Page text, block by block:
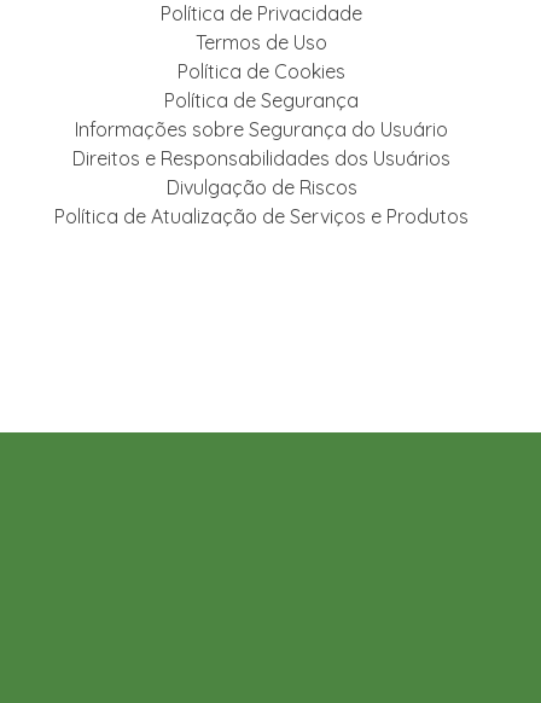
Política de Privacidade
Termos de Uso
Política de Cookies
Política de Segurança
Informações sobre Segurança do Usuário
Direitos e Responsabilidades dos Usuários
Divulgação de Riscos
Política de Atualização de Serviços e Produtos